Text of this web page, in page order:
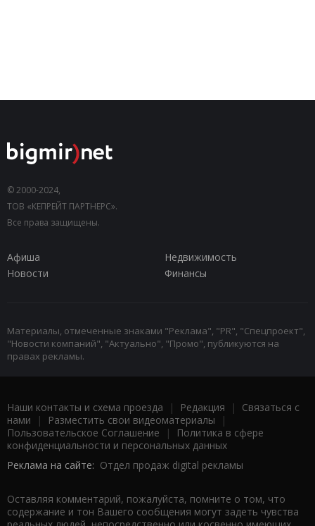
© 2000-2024,
ТОВ «КЕПРЕЙТ ПАРТНЕРС».
Все права защищены.
Афиша
Недвижимость
Новости
Финансы
Материалы, отмеченные знаками "Реклама", "PR", "Спецпроект",
"Новости компаний", "Актуально", "Промо", публикуются на
правах рекламы.
Наши контакты и схема проезда | Редакция | Связаться с
нами | Разместить свои видеоматериалы |
Пользовательское Соглашение |
Политика в сфере
конфиденциальности и персональных данных
Реклама на сайте: Отдел продаж digital рекламы
Оставляя комментарий, пожалуйста, помните о том, что
содержание и тон Вашего сообщения могут задеть чувства